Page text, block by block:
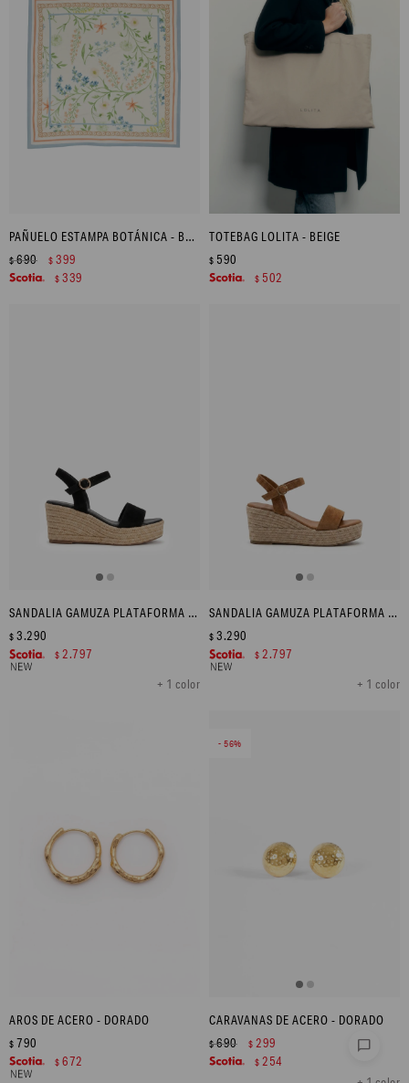
PAÑUELO ESTAMPA BOTÁNICA - BEIGE CLARO
$690 $ 399
$ 339
TOTEBAG LOLITA - BEIGE
$ 590
$ 502
SANDALIA GAMUZA PLATAFORMA YUTE - NEGRO
+ 1 color
$ 3.290
$ 2.797
SANDALIA GAMUZA PLATAFORMA YUTE - TOSTADO
+ 1 color
$ 3.290
$ 2.797
AROS DE ACERO - DORADO
$ 790
$ 672
56
CARAVANAS DE ACERO - DORADO
$690 $ 299
$ 254
chat_bubble